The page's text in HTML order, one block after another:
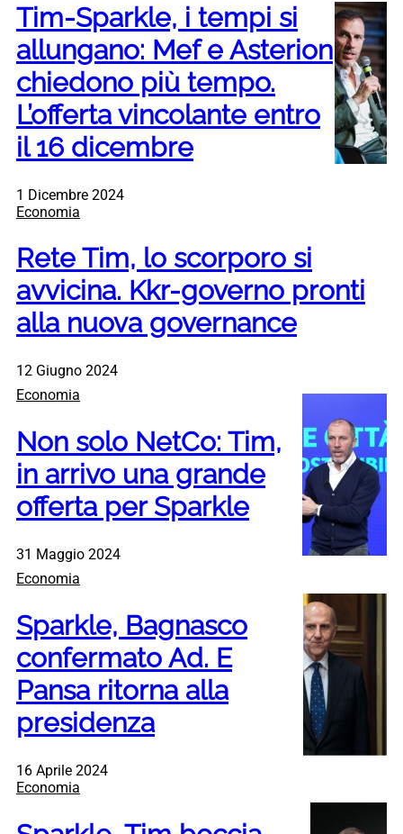
Tim-Sparkle, i tempi si
allungano: Mef e Asterion
chiedono più tempo.
L’offerta vincolante entro
il 16 dicembre
1 Dicembre 2024
Economia
Rete Tim, lo scorporo si
avvicina. Kkr-governo pronti
alla nuova governance
12 Giugno 2024
Economia
Non solo NetCo: Tim,
in arrivo una grande
offerta per Sparkle
31 Maggio 2024
Economia
Sparkle, Bagnasco
confermato Ad. E
Pansa ritorna alla
presidenza
16 Aprile 2024
Economia